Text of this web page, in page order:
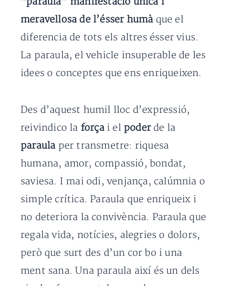
meravellosa de l’ésser humà que el
diferencia de tots els altres ésser vius.
La paraula, el vehicle insuperable de les
idees o conceptes que ens enriqueixen.
Des d’aquest humil lloc d’expressió,
reivindico la força i el poder de la
paraula per transmetre: riquesa
humana, amor, compassió, bondat,
saviesa. I mai odi, venjança, calúmnia o
simple crítica. Paraula que enriqueix i
no deteriora la convivència. Paraula que
regala vida, notícies, alegries o dolors,
però que surt des d’un cor bo i una
ment sana. Una paraula així és un dels